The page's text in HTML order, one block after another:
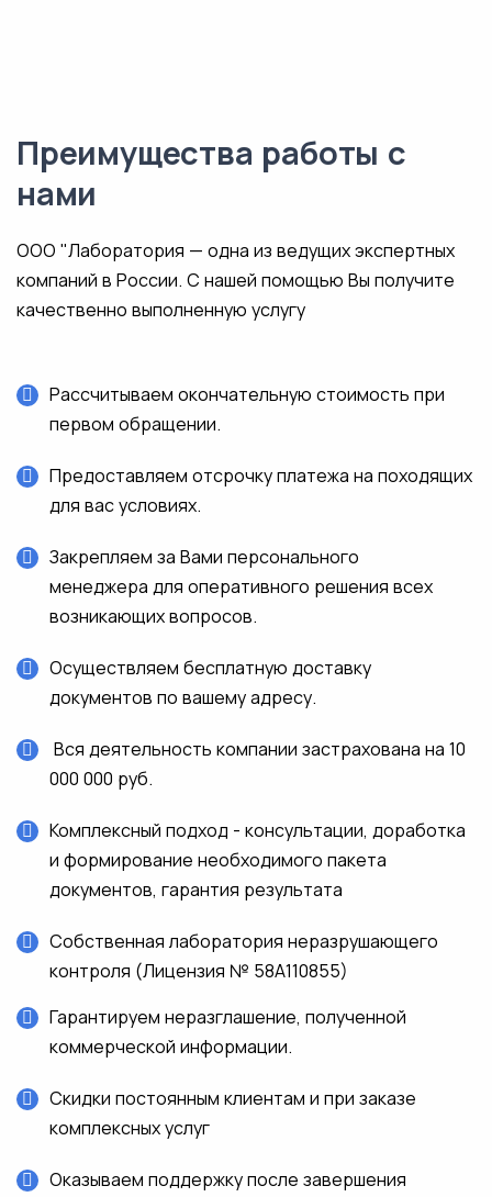
Преимущества работы с
нами
ООО "Лаборатория — одна из ведущих экспертных
компаний в России. С нашей помощью Вы получите
качественно выполненную услугу
Рассчитываем окончательную стоимость при
первом обращении.
Предоставляем отсрочку платежа на походящих
для вас условиях.
Закрепляем за Вами персонального
менеджера для оперативного решения всех
возникающих вопросов.
Осуществляем бесплатную доставку
документов по вашему адресу.
Вся деятельность компании застрахована на 10
000 000 руб.
Комплексный подход - консультации, доработка
и формирование необходимого пакета
документов, гарантия результата
Собственная лаборатория неразрушающего
контроля (Лицензия № 58А110855)
Гарантируем неразглашение, полученной
коммерческой информации.
Скидки постоянным клиентам и при заказе
комплексных услуг
Оказываем поддержку после завершения